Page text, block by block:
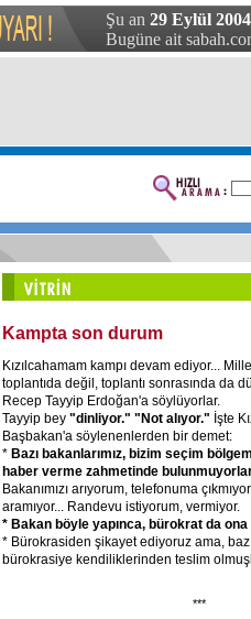
Şu an 29 Eylül
Bugüne ait
Kampta son durum
Kızılcahamam kampı devam ediyor...
toplantıda değil, toplantı sonrasında da
Recep Tayyip Erdoğan'a söylüyorlar.
Tayyip bey "dinliyor." "Not alıyor." İşte
Başbakan'a söylenenlerden bir demet:
* Bazı bakanlarımız, bizim seçim
haber verme zahmetinde
Bakanımızı arıyorum, telefonuma
aramıyor... Randevu istiyorum, vermiyor.
* Bakan böyle yapınca, bürokrat da
* Bürokrasiden şikayet ediyoruz ama,
bürokrasiye kendiliklerinden teslim
***